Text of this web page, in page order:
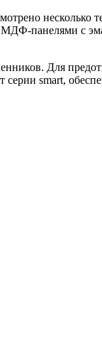
панелями с
Для
smart,